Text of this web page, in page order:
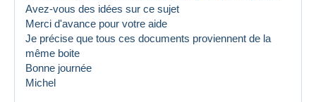
Creato 9 giu 2026 a 04:26
Avez-vous des idées sur ce sujet
Merci d'avance pour votre aide
Je précise que tous ces documents proviennent de la
même boite
Bonne journée
Michel